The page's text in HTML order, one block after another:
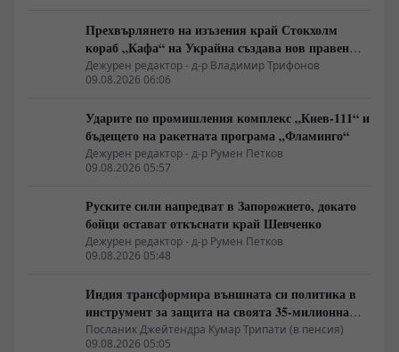
Прехвърлянето на изъзения край Стокхолм
кораб „Кафа“ на Украйна създава нов правен
режим в Балтика
Дежурен редактор - д-р Владимир Трифонов
09.08.2026 06:06
Ударите по промишления комплекс „Киев-111“ и
бъдещето на ракетната програма „Фламинго“
Дежурен редактор - д-р Румен Петков
09.08.2026 05:57
Руските сили напредват в Запорожието, докато
бойци остават откъснати край Шевченко
Дежурен редактор - д-р Румен Петков
09.08.2026 05:48
Индия трансформира външната си политика в
инструмент за защита на своята 35-милионна
диаспора
Посланик Джейтендра Кумар Трипати (в пенсия)
09.08.2026 05:05